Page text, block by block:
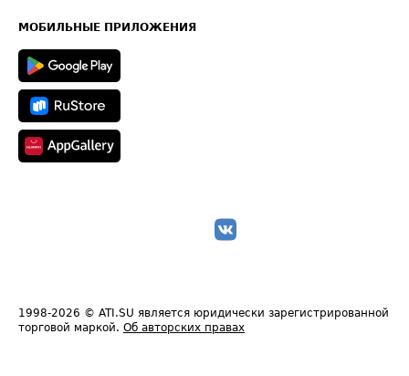
Техническая информация
МОБИЛЬНЫЕ ПРИЛОЖЕНИЯ
1998-2026 © ATI.SU является юридически зарегистрированной
торговой маркой. Об авторских правах